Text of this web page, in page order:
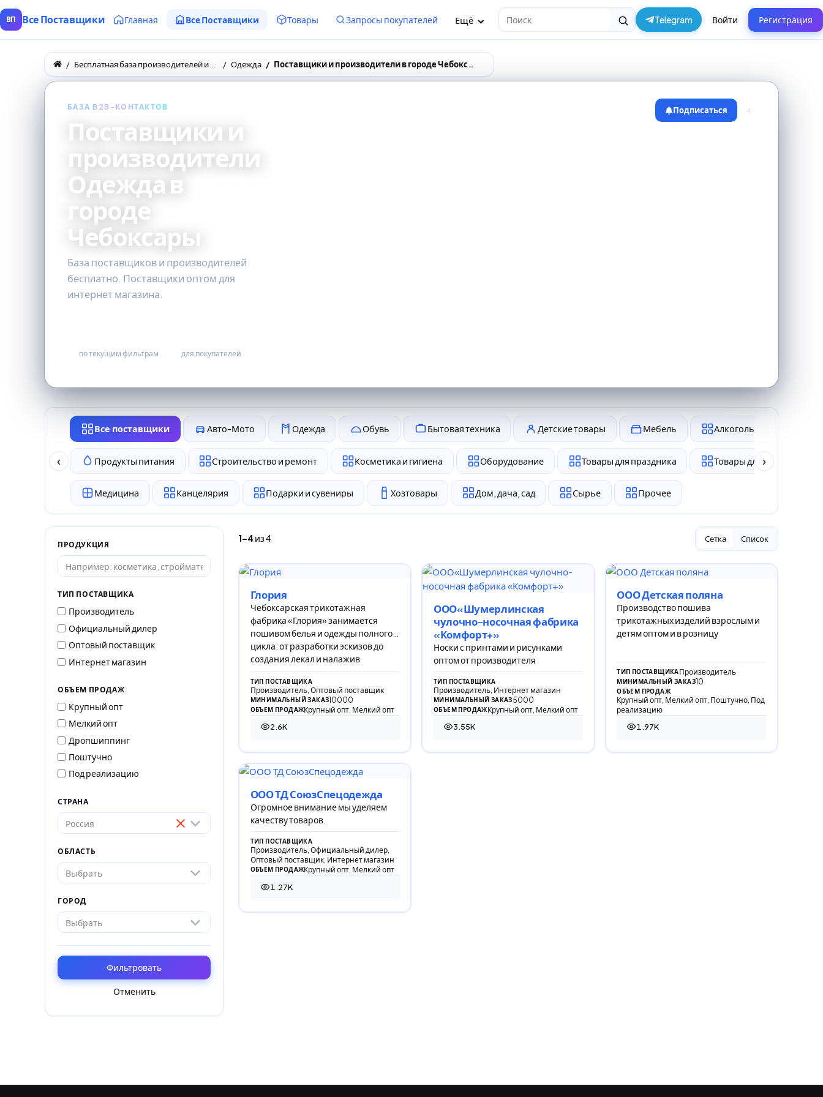
ВП Все Поставщики Главная Все Поставщики Товары Запросы покупателей Ещё Поиск Telegram Войти Регистрация
Одежда Поставщики и производители в городе Чебоксары
БАЗА B2B-КОНТАКТОВ
Поставщики и
производители
Одежда в
городе
Чебоксары
База поставщиков и производителей
бесплатно. Поставщики оптом для
интернет магазина.
по текущим фильтрам для покупателей
Подписаться 4
‹
Все поставщики Авто-Мото Одежда Обувь Бытовая техника Детские товары Мебель Алкоголь и табак
Продукты питания Строительство и ремонт Косметика и гигиена Оборудование Товары для праздника Товары для животных
Медицина Канцелярия Подарки и сувениры Хозтовары Дом, дача, сад Сырье Прочее
›
ПРОДУКЦИЯ
ТИП ПОСТАВЩИКА
Производитель
Официальный дилер
Оптовый поставщик
Интернет магазин
ОБЪЕМ ПРОДАЖ
Крупный опт
Мелкий опт
Дропшиппинг
Поштучно
Под реализацию
СТРАНА
Россия
ОБЛАСТЬ
Выбрать
ГОРОД
Выбрать
Фильтровать
Отменить
1–4 из 4 Сетка Список
Глория
Чебоксарская трикотажная
фабрика «Глория» занимается
пошивом белья и одежды полного
цикла: от разработки эскизов до
создания лекал и налажив
ТИП ПОСТАВЩИКА
Производитель, Оптовый поставщик
МИНИМАЛЬНЫЙ ЗАКАЗ10000
ОБЪЕМ ПРОДАЖКрупный опт, Мелкий опт
2.6K
2 600 просмотров
ООО«Шумерлинская
чулочно-носочная фабрика
«Комфорт+»
Носки с принтами и рисунками
оптом от производителя
ТИП ПОСТАВЩИКА
Производитель, Интернет магазин
МИНИМАЛЬНЫЙ ЗАКАЗ5000
ОБЪЕМ ПРОДАЖКрупный опт, Мелкий опт
3.55K
3 547 просмотров
ООО Детская поляна
Производство пошива
трикотажных изделий взрослым и
детям оптом и в розницу
ТИП ПОСТАВЩИКАПроизводитель
МИНИМАЛЬНЫЙ ЗАКАЗ10
ОБЪЕМ ПРОДАЖ
Крупный опт, Мелкий опт, Поштучно, Под
реализацию
1.97K
1 968 просмотров
ООО ТД СоюзСпецодежда
Огромное внимание мы уделяем
качеству товаров.
ТИП ПОСТАВЩИКА
Производитель, Официальный дилер,
Оптовый поставщик, Интернет магазин
ОБЪЕМ ПРОДАЖКрупный опт, Мелкий опт
1.27K
1 267 просмотров